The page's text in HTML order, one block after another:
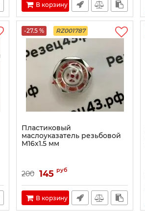
В корзину
-27.5 % RZ001787
Пластиковый
маслоуказатель резьбовой
M16х1.5 мм
200 145 руб
В корзину